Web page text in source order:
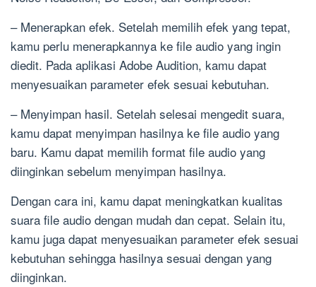
– Menerapkan efek. Setelah memilih efek yang tepat,
kamu perlu menerapkannya ke file audio yang ingin
diedit. Pada aplikasi Adobe Audition, kamu dapat
menyesuaikan parameter efek sesuai kebutuhan.
– Menyimpan hasil. Setelah selesai mengedit suara,
kamu dapat menyimpan hasilnya ke file audio yang
baru. Kamu dapat memilih format file audio yang
diinginkan sebelum menyimpan hasilnya.
Dengan cara ini, kamu dapat meningkatkan kualitas
suara file audio dengan mudah dan cepat. Selain itu,
kamu juga dapat menyesuaikan parameter efek sesuai
kebutuhan sehingga hasilnya sesuai dengan yang
diinginkan.